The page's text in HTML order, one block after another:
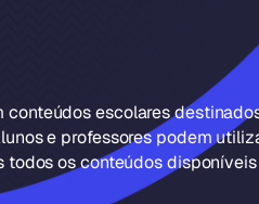
conteúdos escolares
e professores podem
todos os conteúdos disponíveis